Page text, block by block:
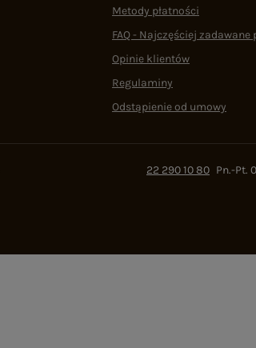
Metody płatności
FAQ - Najczęściej zadawane
Opinie klientów
Regulaminy
Odstąpienie od umowy
22 290 10 80 Pn.-Pt.